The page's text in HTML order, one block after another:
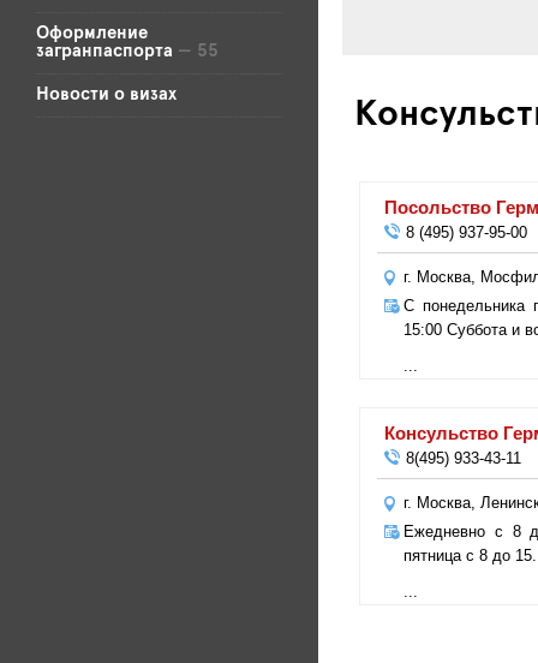
Оформление
загранпаспорта — 55
Новости о визах
Посольство
8 (495) 937-95-00
г. Москва,
С понедельника
15:00 Суббота и
...
Консульство
8(495) 933-43-11
г. Москва,
Ежедневно с 8
пятница с 8 до 15.
...